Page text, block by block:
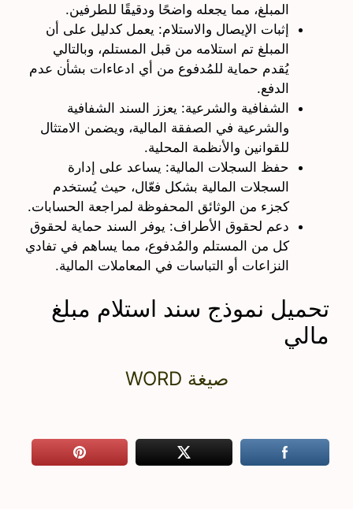
المبلغ، مما يجعله واضحًا ودقيقًا للطرفين.
إثبات الإيصال والاستلام: يعمل كدليل على أن
المبلغ تم استلامه من قبل المستلم، وبالتالي
يُقدم حماية للمُدفوع من أي ادعاءات بشأن عدم
الدفع.
الشفافية والشرعية: يعزز السند الشفافية
والشرعية في الصفقة المالية، ويضمن الامتثال
للقوانين والأنظمة المحلية.
حفظ السجلات المالية: يساعد على إدارة
السجلات المالية بشكل فعّال، حيث يُستخدم
كجزء من الوثائق المحفوظة لمراجعة الحسابات.
دعم لحقوق الأطراف: يوفر السند حماية لحقوق
كل من المستلم والمُدفوع، مما يساهم في تفادي
النزاعات أو التباسات في المعاملات المالية.
تحميل نموذج سند استلام مبلغ
مالي
صيغة WORD